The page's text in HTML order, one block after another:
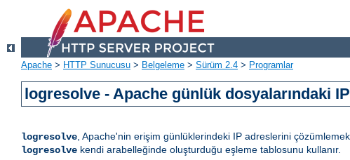
Apache > HTTP Sunucusu > Belgeleme > Sürüm 2.4 > Programlar
logresolve - Apache günlük dosyalarındaki
logresolve, Apache'nin erişim günlüklerindeki IP adreslerini
logresolve kendi arabelleğinde oluşturduğu eşleme tablosunu kullanır.